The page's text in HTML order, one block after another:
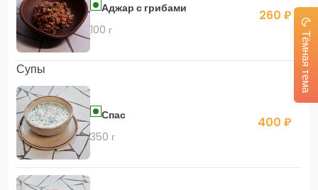
Аджар с грибами
100 г
260 ₽
Супы
Спас
350 г
400 ₽
Тёмная тема